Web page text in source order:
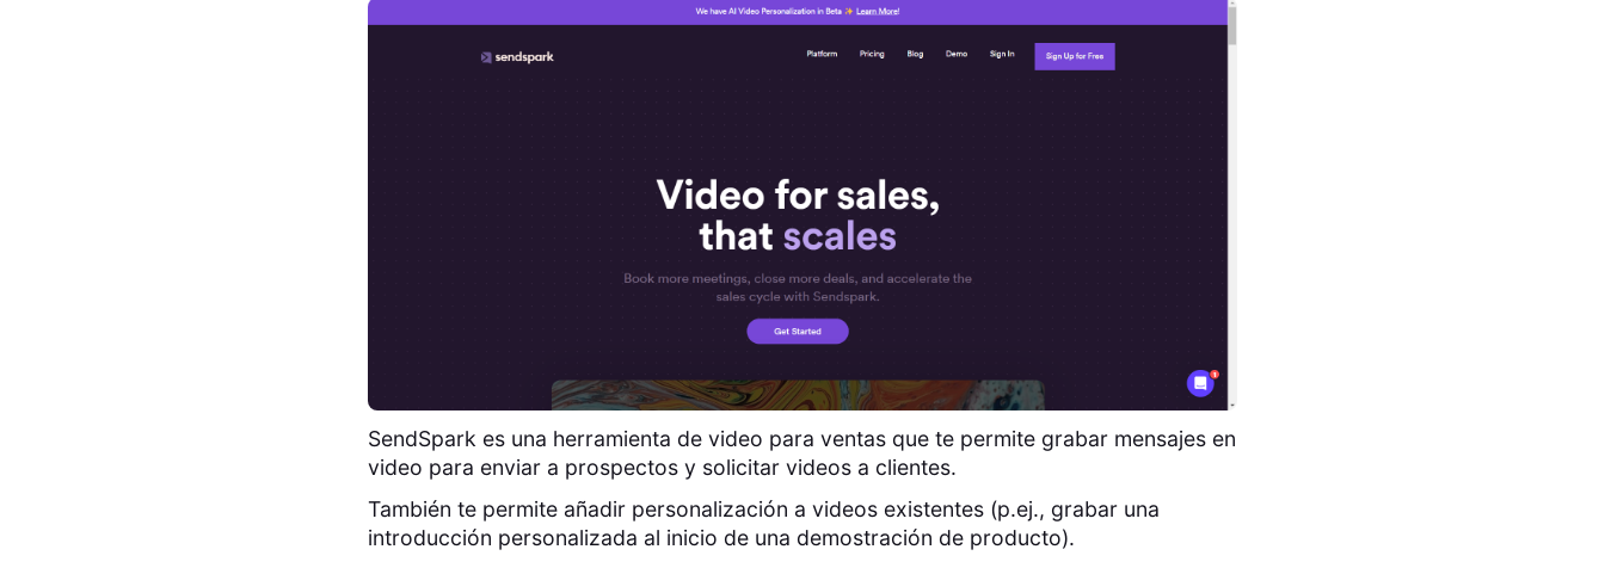
SendSpark es una herramienta de video para ventas que te permite grabar mensajes en
video para enviar a prospectos y solicitar videos a clientes.
También te permite añadir personalización a videos existentes (p.ej., grabar una
introducción personalizada al inicio de una demostración de producto).